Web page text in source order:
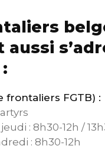
aussi
frontaliers FGTB) :
: 8h30-12h /
: 8h30-12h